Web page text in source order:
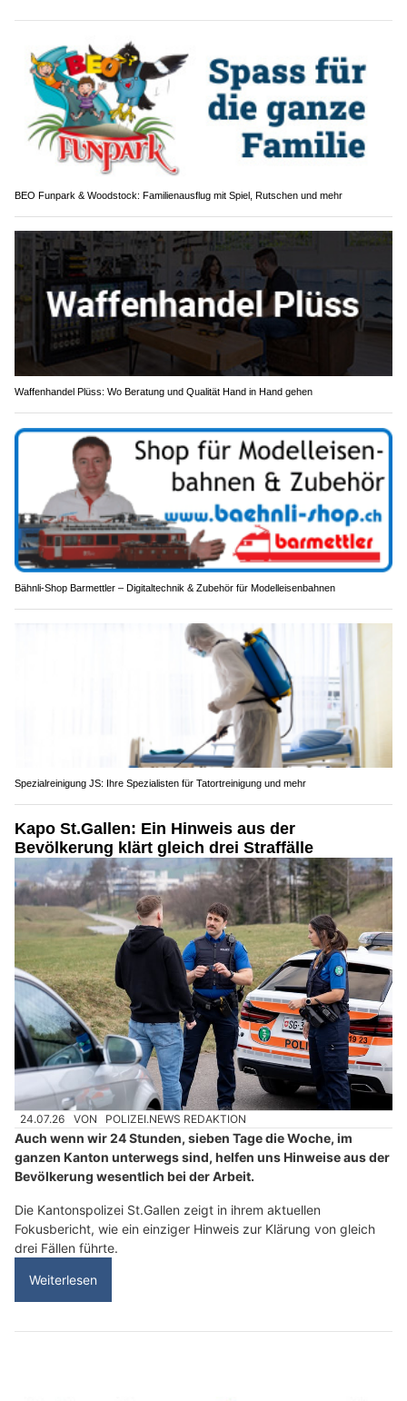
BEO Funpark & Woodstock: Familienausflug mit Spiel, Rutschen und mehr
Waffenhandel Plüss: Wo Beratung und Qualität Hand in Hand gehen
Bähnli-Shop Barmettler – Digitaltechnik & Zubehör für Modelleisenbahnen
Spezialreinigung JS: Ihre Spezialisten für Tatortreinigung und mehr
Kapo St.Gallen: Ein Hinweis aus der
Bevölkerung klärt gleich drei Straffälle
24.07.26 VON POLIZEI.NEWS REDAKTION
Auch wenn wir 24 Stunden, sieben Tage die Woche, im
ganzen Kanton unterwegs sind, helfen uns Hinweise aus der
Bevölkerung wesentlich bei der Arbeit.
Die Kantonspolizei St.Gallen zeigt in ihrem aktuellen
Fokusbericht, wie ein einziger Hinweis zur Klärung von gleich
drei Fällen führte.
Weiterlesen